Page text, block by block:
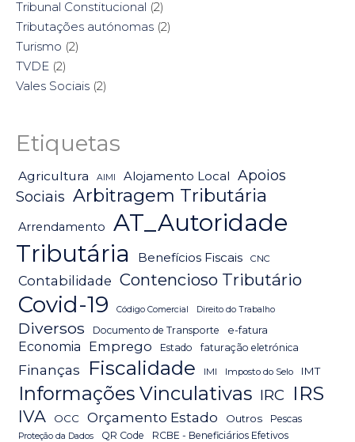
Tribunal Constitucional (2)
Tributações autónomas (2)
Turismo (2)
TVDE (2)
Vales Sociais (2)
Etiquetas
Agricultura AIMI Alojamento Local
Apoios
Sociais Arbitragem Tributária
Arrendamento
AT_Autoridade
Tributária
Benefícios Fiscais CNC
Contabilidade Contencioso Tributário
Covid-19 Código Comercial Direito do Trabalho
Diversos Documento de Transporte e-fatura
Economia Emprego Estado faturação eletrónica
Finanças Fiscalidade IMI Imposto do Selo IMT
Informações Vinculativas IRC IRS
IVA OCC Orçamento Estado Outros Pescas
Proteção da Dados QR Code
RCBE - Beneficiários Efetivos